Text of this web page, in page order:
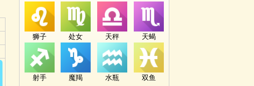
狮子 处女 天秤 天蝎
射手 魔羯 水瓶 双鱼